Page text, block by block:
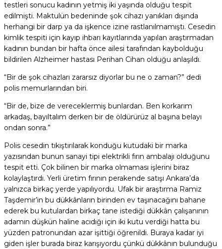
testleri sonucu kadının yetmiş iki yaşında olduğu tespit
edilmişti. Maktulün bedeninde şok cihazı yanıkları dışında
herhangi bir darp ya da işkence izine rastlanılmamıştı. Cesedin
kimlik tespiti için kayıp ihbarı kayıtlarında yapılan araştırmadan
kadının bundan bir hafta önce ailesi tarafından kaybolduğu
bildirilen Alzheimer hastası Perihan Cihan olduğu anlaşıldı.
“Bir de şok cihazları zararsız diyorlar bu ne o zaman?” dedi
polis memurlarından biri.
“Bir de, bize de vereceklermiş bunlardan. Ben korkarım
arkadaş, bayıltalım derken bir de öldürürüz al başına belayı
ondan sonra.”
Polis cesedin tıkıştırılarak konduğu kutudaki bir marka
yazısından bunun sanayi tipi elektrikli fırın ambalajı olduğunu
tespit etti. Çok bilinen bir marka olmaması işlerini biraz
kolaylaştırdı. Yerli üretim fırının perakende satışı Ankara’da
yalnızca birkaç yerde yapılıyordu. Ufak bir araştırma Ramiz
Taşdemir’in bu dükkânların birinden ev taşınacağını bahane
ederek bu kutulardan birkaç tane istediği dükkân çalışanının
adamın düşkün haline acıdığı için iki kutu verdiği hatta bu
yüzden patronundan azar işittiği öğrenildi. Buraya kadar iyi
giden işler burada biraz karışıyordu çünkü dükkânın bulunduğu